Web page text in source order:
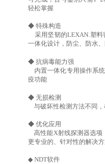
轻松掌握
◆ 特殊构造
采用坚韧的LEXAN.塑料
一体化设计，防尘、防水
◆ 抗病毒能力强
内置一体化专用操作系
疫功能
◆ 无损检测
与破坏性检测方法不同
◆ 优化应用
高性能X射线探测器选项
更专业的、针对性的解决
◆ NDT软件